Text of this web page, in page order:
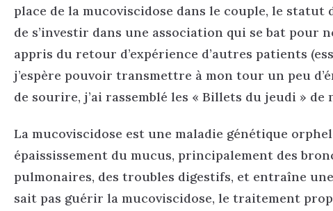
place de la mucoviscidose dans le couple, le statut
de s’investir dans une association qui se bat pour
appris du retour d’expérience d’autres patients
j’espère pouvoir transmettre à mon tour un peu
de sourire, j’ai rassemblé les « Billets du jeudi » de
La mucoviscidose est une maladie génétique
épaississement du mucus, principalement des
pulmonaires, des troubles digestifs, et entraîne
sait pas guérir la mucoviscidose, le traitement